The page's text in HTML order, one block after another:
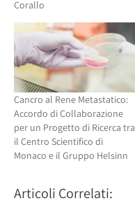
Corallo
Cancro al Rene Metastatico:
Accordo di Collaborazione
per un Progetto di Ricerca tra
il Centro Scientifico di
Monaco e il Gruppo Helsinn
Articoli Correlati: